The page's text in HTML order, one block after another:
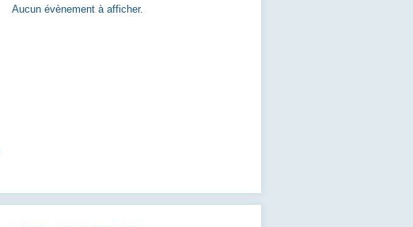
Aucun évènement à afficher.